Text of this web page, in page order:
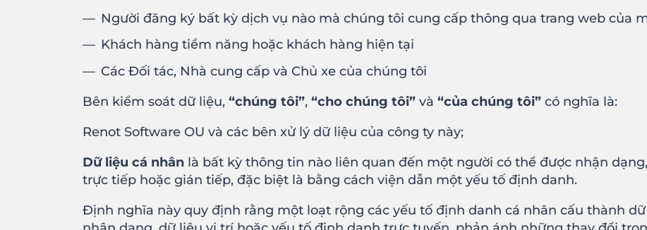
Người đăng ký bất kỳ dịch vụ nào mà chúng tôi cung cấp thông qua trang web của
Khách hàng tiềm năng hoặc khách hàng hiện tại
Các Đối tác, Nhà cung cấp và Chủ xe của chúng tôi
Bên kiểm soát dữ liệu, “chúng tôi”, “cho chúng tôi” và “của chúng tôi” có nghĩa là:
Renot Software OU và các bên xử lý dữ liệu của công ty này;
Dữ liệu cá nhân là bất kỳ thông tin nào liên quan đến một người có thể được nhận
trực tiếp hoặc gián tiếp, đặc biệt là bằng cách viện dẫn một yếu tố định danh.
Định nghĩa này quy định rằng một loạt rộng các yếu tố định danh cá nhân cấu thành